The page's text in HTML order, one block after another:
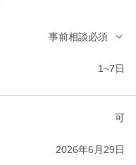
事前相談必須
1~7日
可
2026年6月29日